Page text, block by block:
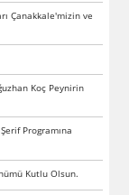
Çanakkale'mizin ve
Koç Peynirin
Programına
Kutlu Olsun.